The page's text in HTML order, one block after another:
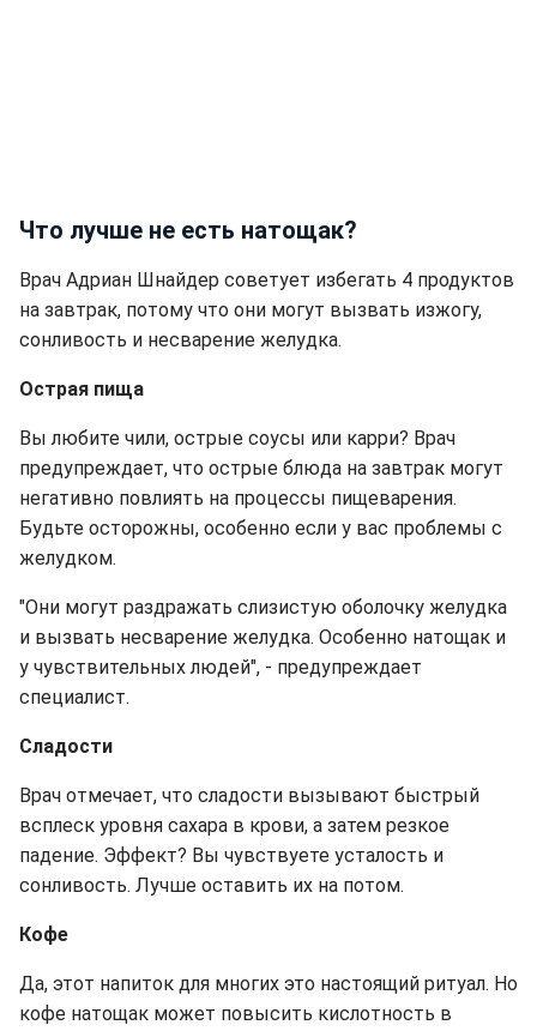
Что лучше не есть натощак?
Врач Адриан Шнайдер советует избегать 4 продуктов
на завтрак, потому что они могут вызвать изжогу,
сонливость и несварение желудка.
Острая пища
Вы любите чили, острые соусы или карри? Врач
предупреждает, что острые блюда на завтрак могут
негативно повлиять на процессы пищеварения.
Будьте осторожны, особенно если у вас проблемы с
желудком.
"Они могут раздражать слизистую оболочку желудка
и вызвать несварение желудка. Особенно натощак и
у чувствительных людей", - предупреждает
специалист.
Сладости
Врач отмечает, что сладости вызывают быстрый
всплеск уровня сахара в крови, а затем резкое
падение. Эффект? Вы чувствуете усталость и
сонливость. Лучше оставить их на потом.
Кофе
Да, этот напиток для многих это настоящий ритуал. Но
кофе натощак может повысить кислотность в